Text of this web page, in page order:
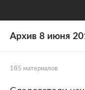
Архив 8 июня
185 материалов